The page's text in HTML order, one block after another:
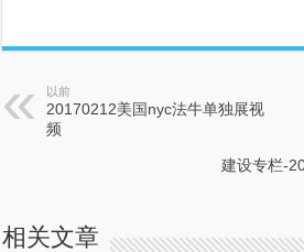
以前
20170212美国nyc法牛单独展视
频
建设专栏-
相关文章